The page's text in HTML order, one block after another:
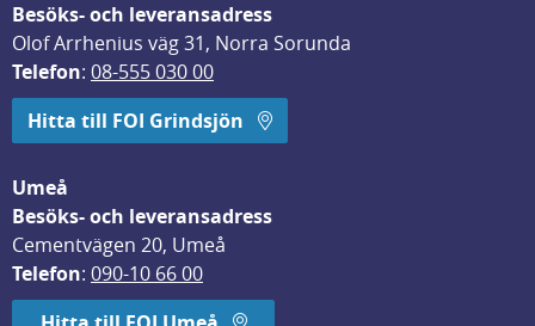
Besöks- och leveransadress
Olof Arrhenius väg 31, Norra Sorunda
Telefon: 08-555 030 00
Hitta till FOI Grindsjön
Umeå
Besöks- och leveransadress
Cementvägen 20, Umeå
Telefon: 090-10 66 00